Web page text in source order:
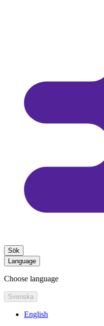
Sök
Language
Choose language
Svenska
English